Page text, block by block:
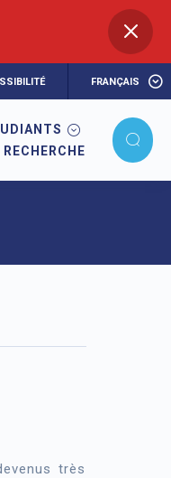
FRANÇAIS
RECHERCHE
très